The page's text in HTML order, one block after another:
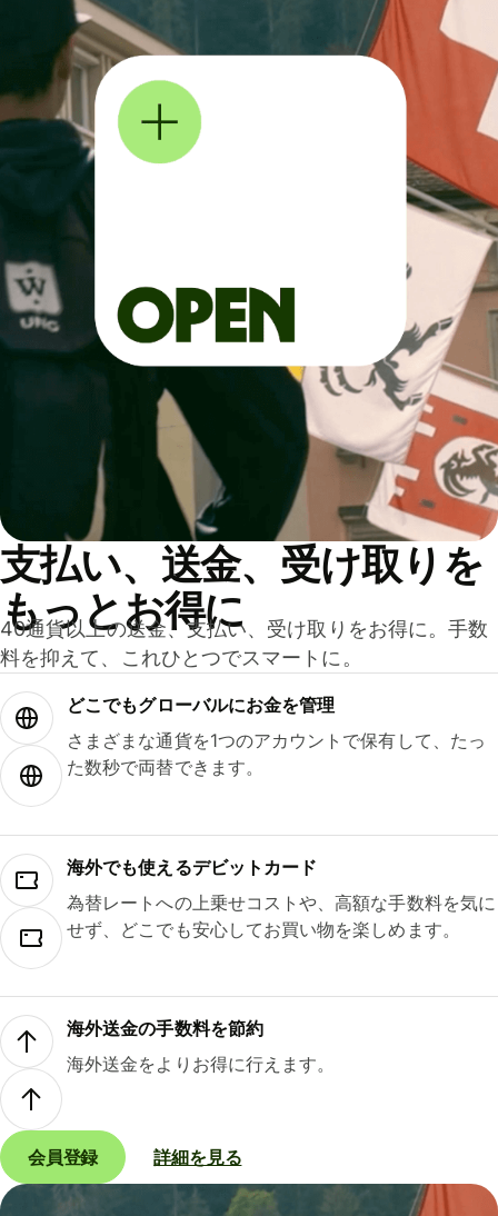
支払い、送金、受け取りを
もっとお得に
40通貨以上の送金、支払い、受け取りをお得に。手数
料を抑えて、これひとつでスマートに。
どこでもグ⁠ロ⁠ー⁠バ⁠ルにお金を管理
さまざまな通貨を1つのアカウントで保有して、たっ
た数秒で両替できます。
海外でも使えるデビットカード
為替レートへの上乗せコストや、高額な手数料を気に
せず、どこでも安心してお買い物を楽しめます。
海外送金の手数料を節約
海外送金をよりお得に行えます。
会員登録 詳細を見る